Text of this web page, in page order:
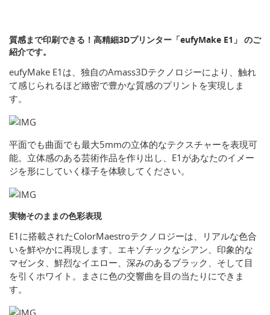
質感まで印刷できる！高精細3Dプリンター「eufyMake E1」 のご
紹介です。
eufyMake E1は、独自のAmass3Dテクノロジーにより、触れ
て感じられるほど緻密で豊かな質感のプリントを実現しま
す。
平面でも曲面でも最大5mmの立体的なテクスチャーを表現可
能。立体感のある芸術作品を作り出し、E1があなたのイメー
ジを形にしていく様子を体験してください。
実物そのままの色彩表現
E1に搭載されたColorMaestroテクノロジーは、リアルな色合
いを鮮やかに再現します。エキゾチックなシアン、印象的な
マゼンタ、鮮烈なイエロー、深みのあるブラック、そして目
を引くホワイト。まさに色の交響曲を目の当たりにできま
す。